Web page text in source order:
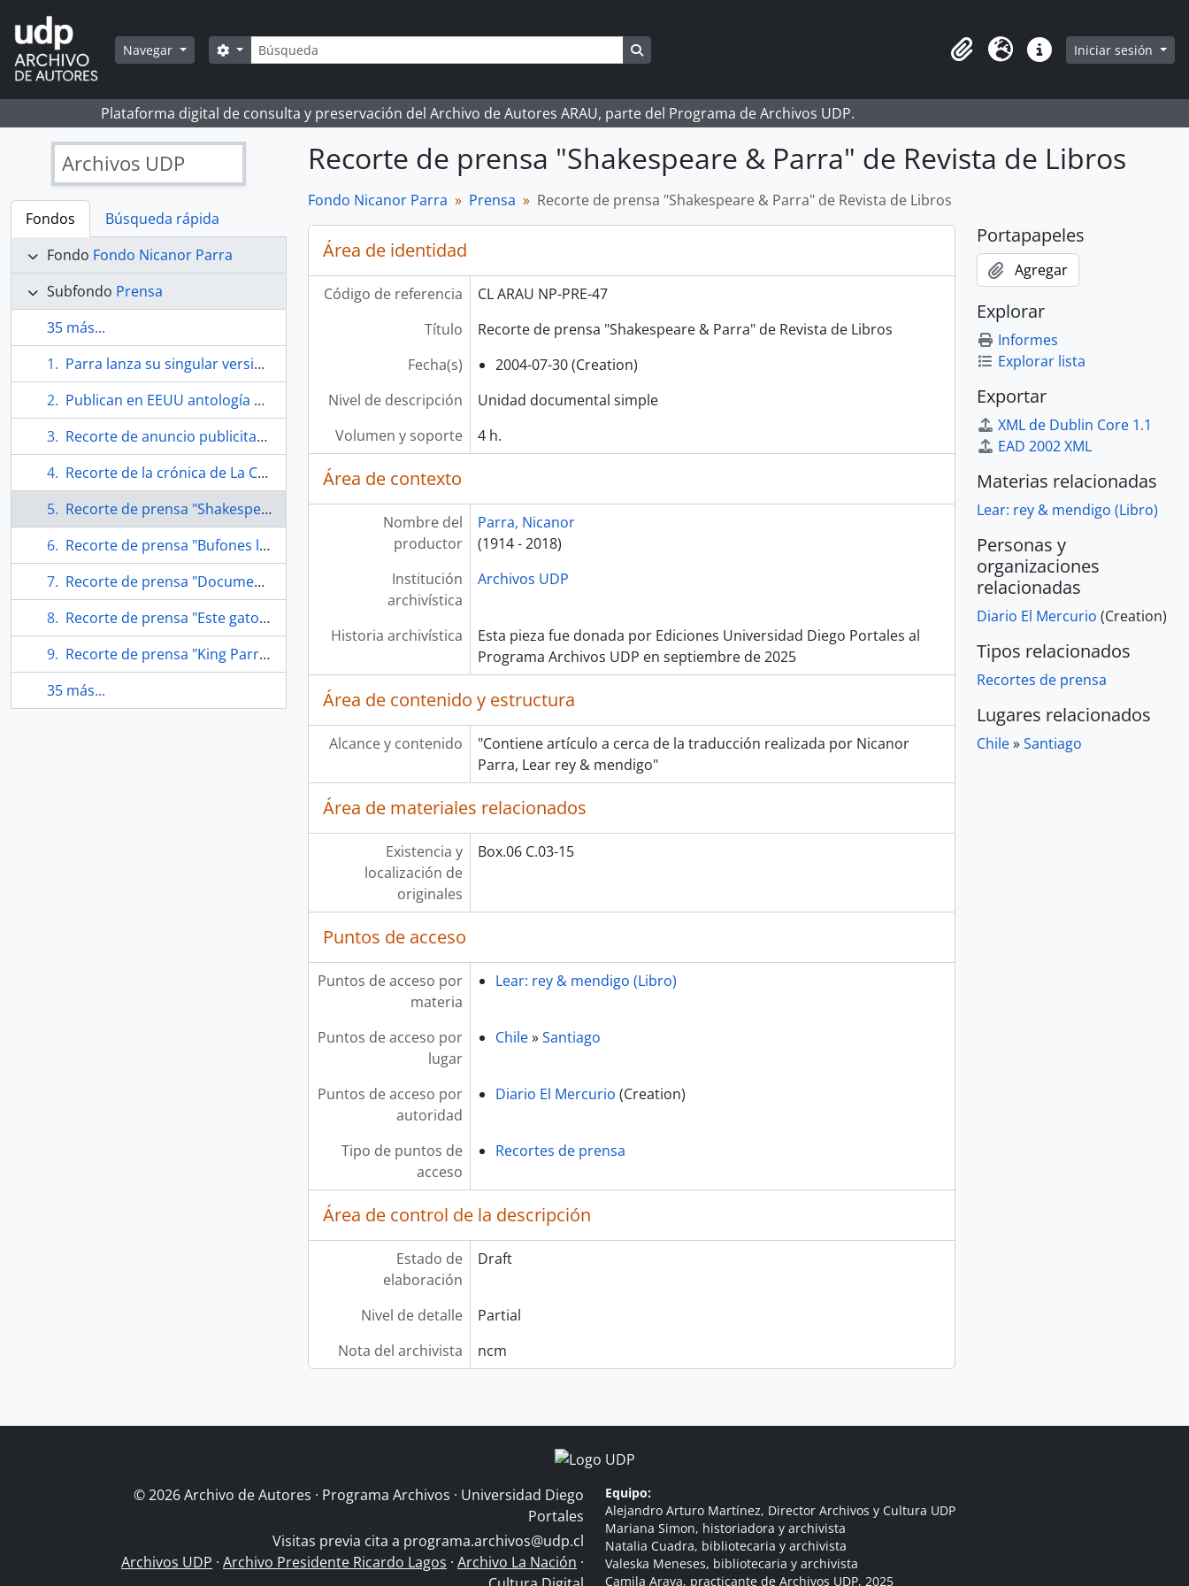
Skip to main content
Navegar Búsqueda
Search options
Portapapeles
Idioma Enlaces rápidos
Iniciar sesión
Plataforma digital de consulta y preservación del Archivo de Autores ARAU, parte del Programa de Archivos UDP.
Archivos UDP
Fondos
Búsqueda rápida
Fondo Fondo Nicanor Parra
Subfondo Prensa
35 más...
Parra lanza su singular versión de El rey Lear
Publican en EEUU antología de Nicanor Parra
Recorte de anuncio publicitario "Grafología"
Recorte de la crónica de La Cuarta "Llore si le parece. Yo me muero de la risa"
Recorte de prensa "Shakespeare & Parra" de Revista de Libros
Recorte de prensa "Bufones líricos"
Recorte de prensa "Documental: Prontuario de Roberto Parra"
Recorte de prensa "Este gato se está poniendo viejo"
Recorte de prensa "King Parra"
35 más...
Recorte de prensa "Shakespeare & Parra" de Revista de Libros
Fondo Nicanor Parra Prensa Recorte de prensa "Shakespeare & Parra" de Revista de Libros
Área de identidad
Código de referencia
CL ARAU NP-PRE-47
Título
Recorte de prensa "Shakespeare & Parra" de Revista de Libros
Fecha(s)
2004-07-30 (Creation)
Nivel de descripción
Unidad documental simple
Volumen y soporte
4 h.
Área de contexto
Nombre del
productor
Parra, Nicanor
(1914 - 2018)
Institución
archivística
Archivos UDP
Historia archivística
Esta pieza fue donada por Ediciones Universidad Diego Portales al
Programa Archivos UDP en septiembre de 2025
Área de contenido y estructura
Alcance y contenido
"Contiene artículo a cerca de la traducción realizada por Nicanor
Parra, Lear rey & mendigo"
Área de materiales relacionados
Existencia y
localización de
originales
Box.06 C.03-15
Puntos de acceso
Puntos de acceso por
materia
Lear: rey & mendigo (Libro)
Puntos de acceso por
lugar
Chile»Santiago
Puntos de acceso por
autoridad
Diario El Mercurio (Creation)
Tipo de puntos de
acceso
Recortes de prensa
Área de control de la descripción
Estado de
elaboración
Draft
Nivel de detalle
Partial
Nota del archivista
ncm
Portapapeles
Agregar
Explorar
Informes
Explorar lista
Exportar
XML de Dublin Core 1.1
EAD 2002 XML
Materias relacionadas
Lear: rey & mendigo (Libro)
Personas y
organizaciones
relacionadas
Diario El Mercurio (Creation)
Tipos relacionados
Recortes de prensa
Lugares relacionados
Chile»Santiago
© 2026 Archivo de Autores · Programa Archivos · Universidad Diego
Portales
Visitas previa cita a programa.archivos@udp.cl
Archivos UDP · Archivo Presidente Ricardo Lagos · Archivo La Nación ·
Equipo:
Alejandro Arturo Martínez, Director Archivos y Cultura UDP
Mariana Simon, historiadora y archivista
Natalia Cuadra, bibliotecaria y archivista
Valeska Meneses, bibliotecaria y archivista
Camila Araya, practicante de Archivos UDP, 2025